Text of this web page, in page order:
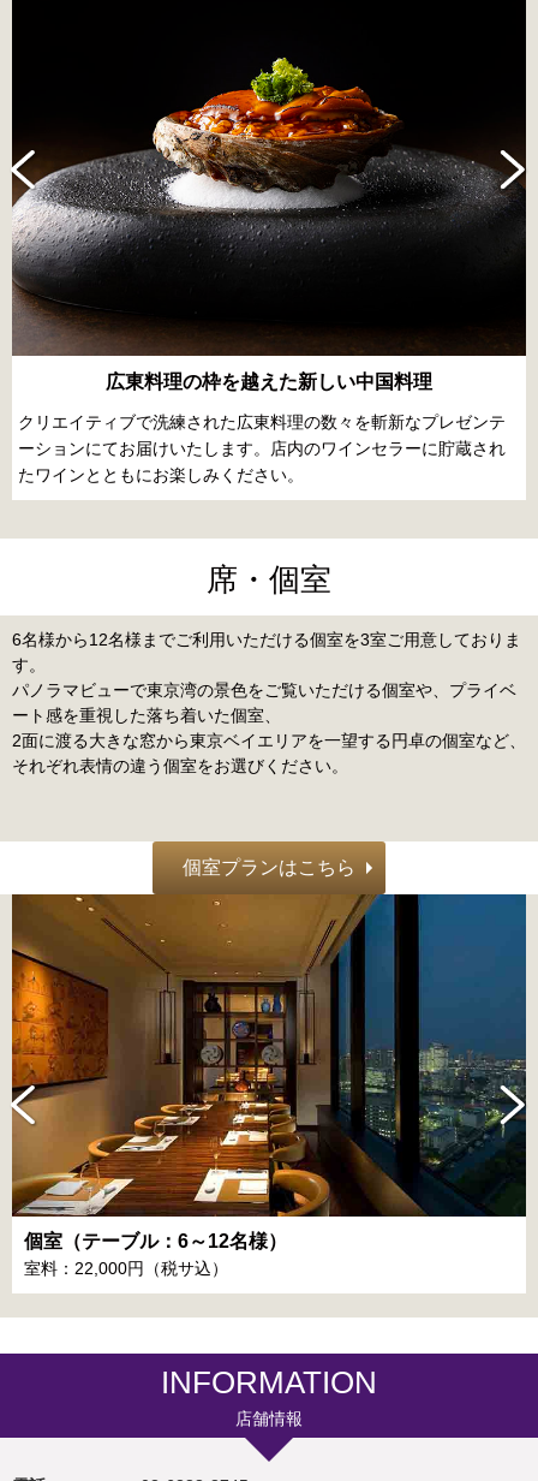
広東料理の枠を越えた新しい中国料理
クリエイティブで洗練された広東料理の数々を斬新なプレゼンテ
ーションにてお届けいたします。店内のワインセラーに貯蔵され
たワインとともにお楽しみください。
席・個室
6名様から12名様までご利用いただける個室を3室ご用意しておりま
す。
パノラマビューで東京湾の景色をご覧いただける個室や、プライベ
ート感を重視した落ち着いた個室、
2面に渡る大きな窓から東京ベイエリアを一望する円卓の個室など、
それぞれ表情の違う個室をお選びください。
個室プランはこちら
個室（テーブル：6～12名様）
室料：22,000円（税サ込）
INFORMATION
店舗情報